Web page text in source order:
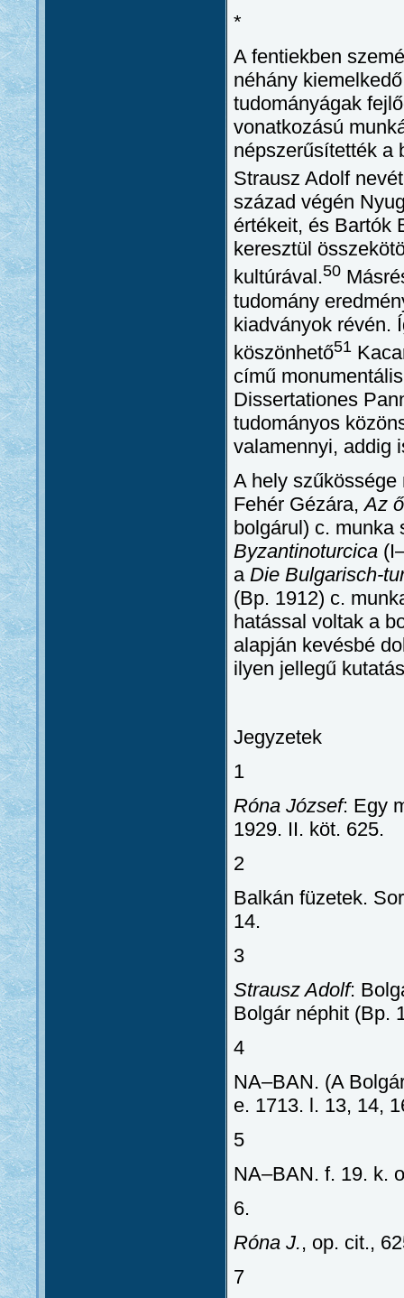
*
A fentiekben
néhány
tudományágak
vonatkozású
népszerűsítették a
Strausz Adolf
század végén
értékeit, és Bartók
keresztül
kultúrával.50
tudomány
kiadványok révén.
köszönhető51
című
Dissertationes
tudományos
valamennyi, addig
A hely
Fehér Gézára,Az
bolgárul) c. munka
Byzantinoturcica
a Die Bulgarisch-
(Bp. 1912) c.
hatással voltak a
alapján kevésbé
ilyen jellegű
Jegyzetek
1
Róna József: Egy
1929. II. köt. 625.
2
Balkán füzetek.
14.
3
Strausz Adolf:
Bolgár néphit (Bp.
4
NA–BAN. (A
e. 1713. l. 13, 14,
5
NA–BAN. f. 19. k.
6.
Róna J., op. cit.,
7